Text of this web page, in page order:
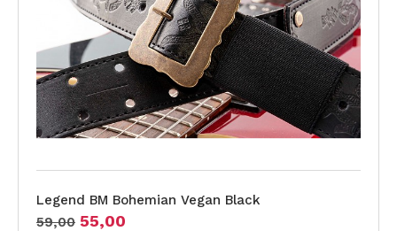
Legend BM Bohemian Vegan Black
59,00 55,00